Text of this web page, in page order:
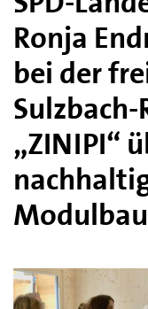
Ronja
bei der
„ZINIPI“